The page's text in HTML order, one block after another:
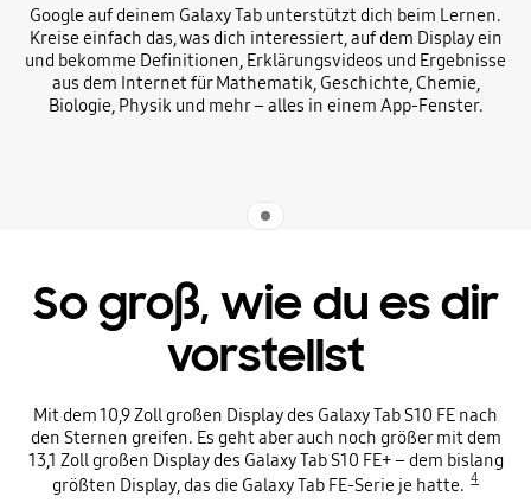
Google auf deinem Galaxy Tab unterstützt dich beim Lernen.
Kreise einfach das, was dich interessiert, auf dem Display ein
und bekomme Definitionen, Erklärungsvideos und Ergebnisse
aus dem Internet für Mathematik, Geschichte, Chemie,
Biologie, Physik und mehr – alles in einem App-Fenster.
So groß, wie du es dir
vorstellst
Mit dem 10,9 Zoll großen Display des Galaxy Tab S10 FE nach
den Sternen greifen. Es geht aber auch noch größer mit dem
13,1 Zoll großen Display des Galaxy Tab S10 FE+ – dem bislang
größten Display, das die Galaxy Tab FE-Serie je hatte. 4